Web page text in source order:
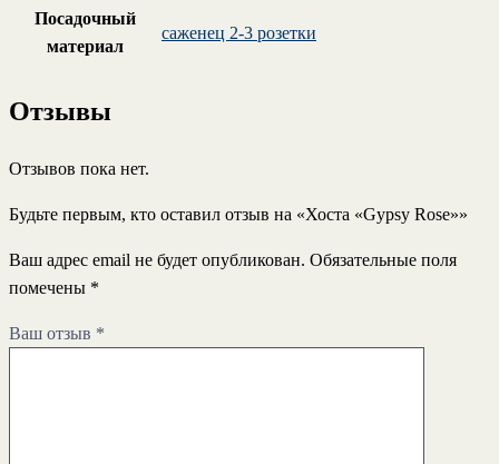
Посадочный
материал
саженец 2-3 розетки
Отзывы
Отзывов пока нет.
Будьте первым, кто оставил отзыв на «Хоста «Gypsy Rose»»
Ваш адрес email не будет опубликован. Обязательные поля
помечены *
Ваш отзыв *